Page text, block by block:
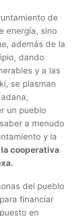
de
energía, sino
además de la
dando
y a las
se plasman
un pueblo
a menudo
y la
la cooperativa
del pueblo
financiar
en